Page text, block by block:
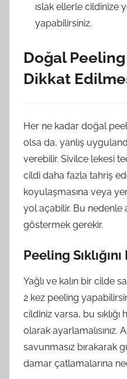
ıslak ellerle cildinize
yapabilirsiniz.
Doğal
Dikkat
Her ne kadar doğal
olsa da, yanlış
verebilir. Sivilce lekesi
cildi daha fazla tahriş
koyulaşmasına veya
yol açabilir. Bu nedenle
göstermek gerekir.
Peeling
Yağlı ve kalın bir cilde
2 kez peeling
cildiniz varsa, bu
olarak ayarlamalısınız.
savunmasız bırakarak
damar çatlamalarına